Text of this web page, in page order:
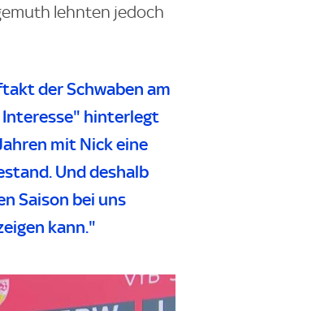
lehnten jedoch
der Schwaben am
Interesse" hinterlegt
mit Nick eine
Und deshalb
Saison bei uns
kann."